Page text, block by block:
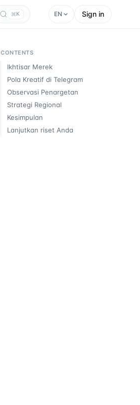
K EN Sign in
CONTENTS
Ikhtisar Merek
Pola Kreatif di Telegram
Observasi Penargetan
Strategi Regional
Kesimpulan
Lanjutkan riset Anda